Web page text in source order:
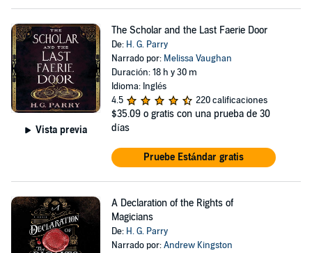
Vista previa
The Scholar and the Last Faerie Door
De: H. G. Parry
Narrado por: Melissa Vaughan
Duración: 18 h y 30 m
Idioma: Inglés
4.5
220 calificaciones
$35.09 o gratis con una prueba de 30
días
Pruebe Estándar gratis
A Declaration of the Rights of
Magicians
De: H. G. Parry
Narrado por:Andrew Kingston